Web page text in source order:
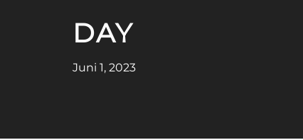
DAY
Juni 1, 2023